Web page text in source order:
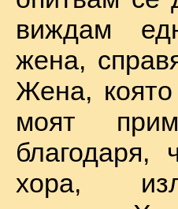
виждам
жена,
Жена,
моят
хора,